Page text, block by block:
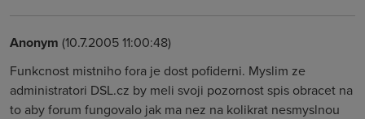
Anonym (10.7.2005 11:00:48)
Funkcnost mistniho fora je dost pofiderni. Myslim ze
administratori DSL.cz by meli svoji pozornost spis obracet na
to aby forum fungovalo jak ma nez na kolikrat nesmyslnou